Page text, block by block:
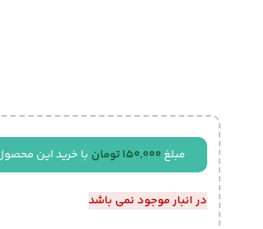
مبلغ 150,000 تومان با خرید این
در انبار موجود نمی باشد